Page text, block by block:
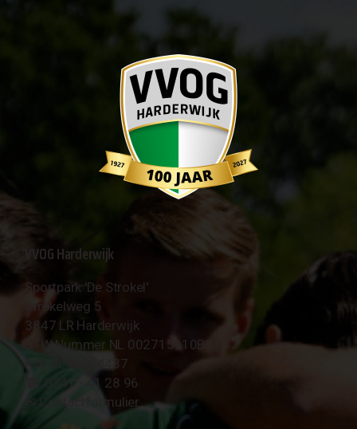
VVOG Harderwijk
Sportpark 'De Strokel'
Strokelweg 5
3847 LR Harderwijk
BTW Nummer NL 002715910B01
KvK Nr 40094437
☎︎ 0341 - 41 28 96
✉︎ Contactformulier